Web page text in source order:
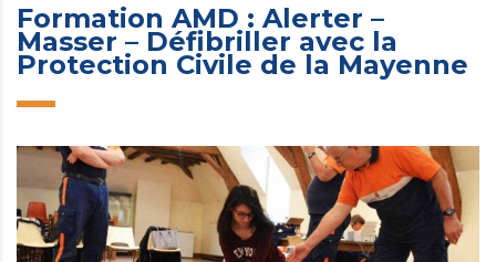
Formation AMD : Alerter –
Masser – Défibriller avec la
Protection Civile de la Mayenne